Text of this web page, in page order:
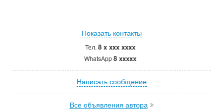
Показать контакты
Тел. 8 x xxx xxxx
WhatsApp8 xxxxx
Написать сообщение
Все объявления автора